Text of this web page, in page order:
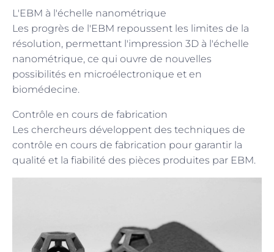
L'EBM à l'échelle nanométrique
Les progrès de l'EBM repoussent les limites de la
résolution, permettant l'impression 3D à l'échelle
nanométrique, ce qui ouvre de nouvelles
possibilités en microélectronique et en
biomédecine.
Contrôle en cours de fabrication
Les chercheurs développent des techniques de
contrôle en cours de fabrication pour garantir la
qualité et la fiabilité des pièces produites par EBM.